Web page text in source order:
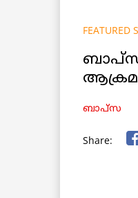
FEATURED
ബാപ്സ
ബാപ്സ
Share: